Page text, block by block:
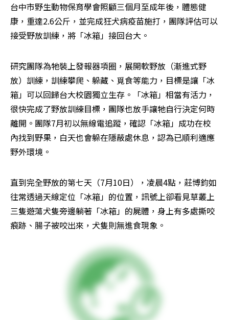
台中市野生動物保育學會照顧三個月至成年後，體態健
康，重達2.6公斤，並完成狂犬病疫苗施打，團隊評估可以
接受野放訓練，將「冰箱」接回台大。
研究團隊為牠裝上發報器項圈，展開軟野放（漸進式野
放）訓練，訓練攀爬、躲藏、覓食等能力，目標是讓「冰
箱」可以回歸台大校園獨立生存。「冰箱」相當有活力，
很快完成了野放訓練目標，團隊也放手讓牠自行決定何時
離開。團隊7月初以無線電追蹤，確認「冰箱」成功在校
內找到野果，白天也會躲在隱蔽處休息，認為已順利適應
野外環境。
直到完全野放的第七天（7月10日），凌晨4點，莊博鈞如
往常透過天線定位「冰箱」的位置，訊號上卻看見草叢上
三隻遊蕩犬隻旁邊躺著「冰箱」的屍體，身上有多處撕咬
痕跡、腸子被咬出來，犬隻則無進食現象。